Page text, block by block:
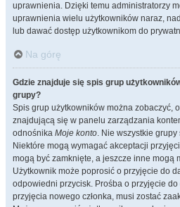
uprawnienia. Dzięki temu administratorzy
uprawnienia wielu użytkowników naraz,
lub dawać dostęp użytkownikom do
Na górę
Gdzie znajduje się spis grup
grupy?
Spis grup użytkowników można zobaczyć,
znajdującą się w panelu zarządzania
odnośnika Moje konto. Nie wszystkie
Niektóre mogą wymagać akceptacji
mogą być zamknięte, a jeszcze inne mogą
Użytkownik może poprosić o przyjęcie do
odpowiedni przycisk. Prośba o przyjęcie
przyjęcia nowego członka, musi zostać